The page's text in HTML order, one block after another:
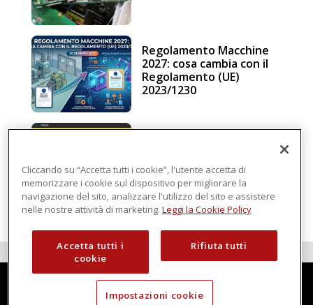
Regolamento Macchine
2027: cosa cambia con il
Regolamento (UE)
2023/1230
intelligenza in cloud
Cliccando su “Accetta tutti i cookie”, l'utente accetta di
memorizzare i cookie sul dispositivo per migliorare la
navigazione del sito, analizzare l'utilizzo del sito e assistere
nelle nostre attività di marketing. Leggi la Cookie Policy
Accetta tutti i
cookie
Rifiuta tutti
Impostazioni cookie